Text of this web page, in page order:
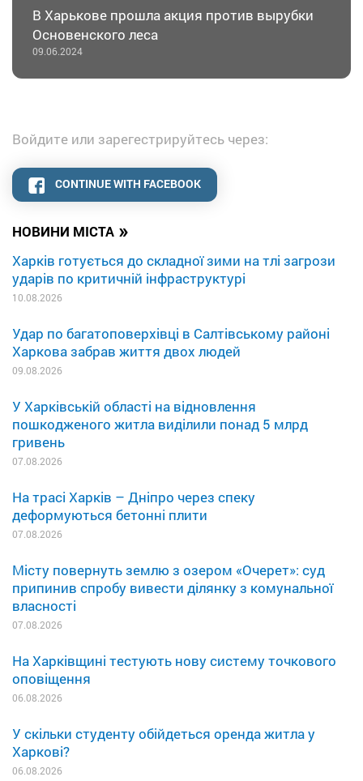
НОВИНИ МІСТА »
Харків готується до складної зими на тлі загрози
ударів по критичній інфраструктурі
10.08.2026
Удар по багатоповерхівці в Салтівському районі
Харкова забрав життя двох людей
09.08.2026
У Харківській області на відновлення
пошкодженого житла виділили понад 5 млрд
гривень
07.08.2026
На трасі Харків – Дніпро через спеку
деформуються бетонні плити
07.08.2026
Місту повернуть землю з озером «Очерет»: суд
припинив спробу вивести ділянку з комунальної
власності
07.08.2026
На Харківщині тестують нову систему точкового
оповіщення
06.08.2026
У скільки студенту обійдеться оренда житла у
Харкові?
06.08.2026
В Харькове прошла акция против вырубки
Основенского леса
09.06.2024
Войдите или зарегестрируйтесь через:
CONTINUE WITH FACEBOOK